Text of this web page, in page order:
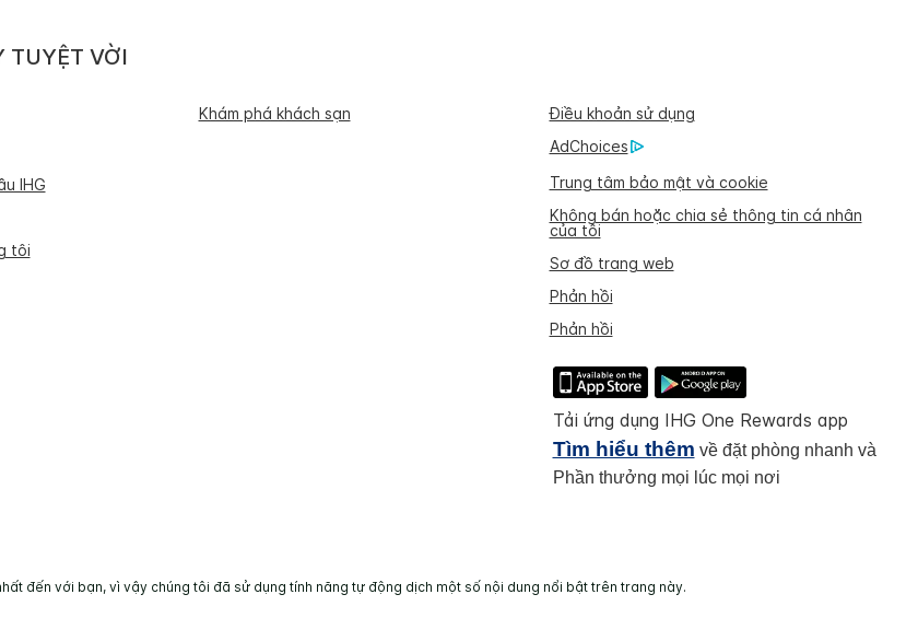
TUYỆT VỜI
IHG
tôi
Khám phá khách sạn
Điều khoản sử dụng
AdChoices
Trung tâm bảo mật và cookie
Không bán hoặc chia sẻ thông tin cá nhân
của tôi
Sơ đồ trang web
Phản hồi
Phản hồi
Tải ứng dụng IHG One Rewards app
Tìm hiểu thêm về đặt phòng nhanh và
Phần thưởng mọi lúc mọi nơi
đến với bạn, vì vậy chúng tôi đã sử dụng tính năng tự động dịch một số nội dung nổi bật trên trang này.